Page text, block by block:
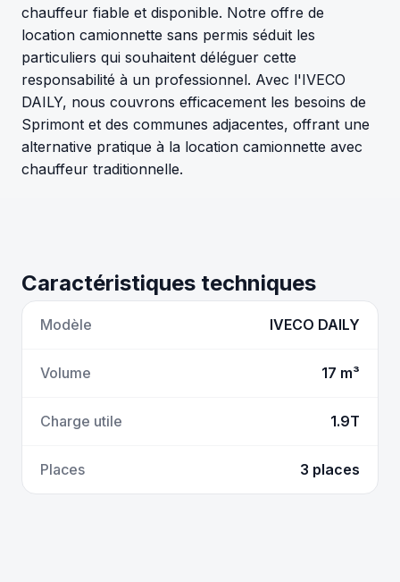
chauffeur fiable et disponible. Notre offre de
location camionnette sans permis séduit les
particuliers qui souhaitent déléguer cette
responsabilité à un professionnel. Avec l'IVECO
DAILY, nous couvrons efficacement les besoins de
Sprimont et des communes adjacentes, offrant une
alternative pratique à la location camionnette avec
chauffeur traditionnelle.
Caractéristiques techniques
Modèle IVECO DAILY
Volume 17 m³
Charge utile 1.9T
Places 3 places